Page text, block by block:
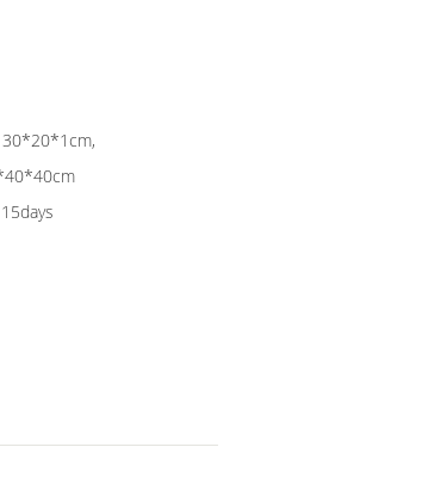
30*20*1cm,